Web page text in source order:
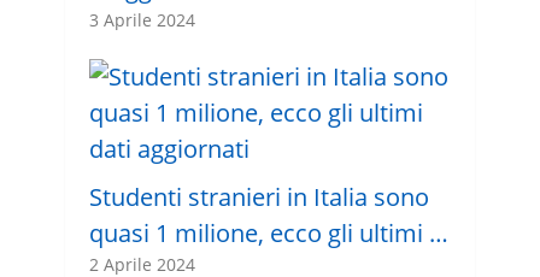
3 Aprile 2024
Studenti stranieri in Italia sono
quasi 1 milione, ecco gli ultimi …
2 Aprile 2024